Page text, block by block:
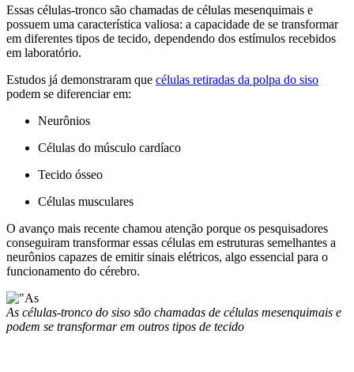
Essas células-tronco são chamadas de células mesenquimais e
possuem uma característica valiosa: a capacidade de se transformar
em diferentes tipos de tecido, dependendo dos estímulos recebidos
em laboratório.
Estudos já demonstraram que células retiradas da polpa do siso
podem se diferenciar em:
Neurônios
Células do músculo cardíaco
Tecido ósseo
Células musculares
O avanço mais recente chamou atenção porque os pesquisadores
conseguiram transformar essas células em estruturas semelhantes a
neurônios capazes de emitir sinais elétricos, algo essencial para o
funcionamento do cérebro.
As células-tronco do siso são chamadas de células mesenquimais e
podem se transformar em outros tipos de tecido